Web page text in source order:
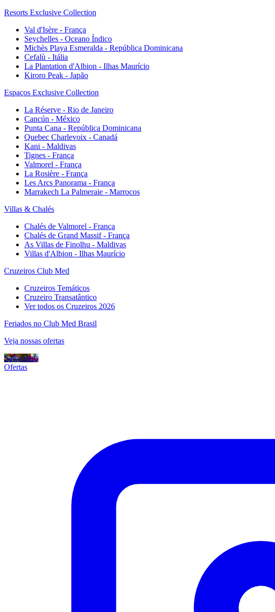
Resorts Exclusive Collection
Val d'Isère - França
Seychelles - Oceano Índico
Michès Playa Esmeralda - República Dominicana
Cefalù - Itália
La Plantation d'Albion - Ilhas Maurício
Kiroro Peak - Japão
Espaços Exclusive Collection
La Réserve - Rio de Janeiro
Cancún - México
Punta Cana - República Dominicana
Quebec Charlevoix - Canadá
Kani - Maldivas
Tignes - França
Valmorel - França
La Rosière - França
Les Arcs Panorama - França
Marrakech La Palmeraie - Marrocos
Villas & Chalés
Chalés de Valmorel - França
Chalés de Grand Massif - França
As Villas de Finolhu - Maldivas
Villas d'Albion - Ilhas Maurício
Cruzeiros Club Med
Cruzeiros Temáticos
Cruzeiro Transatântico
Ver todos os Cruzeiros 2026
Feriados no Club Med Brasil
Veja nossas ofertas
Saiba mais
Ofertas